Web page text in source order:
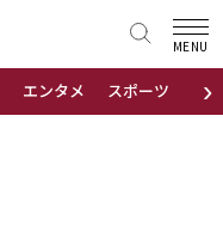
›
エンタメ スポーツ 地域
MENU